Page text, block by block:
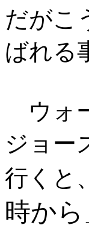
だがこ
ばれる
ウォ
ジョー
行くと
時から